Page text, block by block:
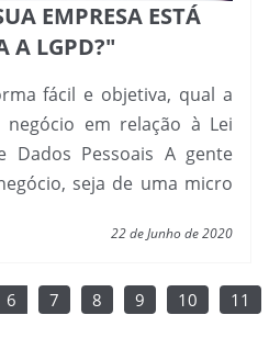
EMPRESA ESTÁ
A LGPD?"
fácil e objetiva, qual a
em relação à Lei
Dados Pessoais A gente
seja de uma micro
22 de Junho de 2020
6 7 8 9 10 11